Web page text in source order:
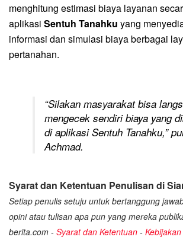
menghitung estimasi biaya layanan
aplikasi Sentuh Tanahku yang
informasi dan simulasi biaya berbagai
pertanahan.
“Silakan masyarakat bisa
mengecek sendiri biaya yang
di aplikasi Sentuh Tanahku,”
Achmad.
Syarat dan Ketentuan Penulisan di
Setiap penulis setuju untuk bertanggung
opini atau tulisan apa pun yang mereka
berita.com - Syarat dan Ketentuan -